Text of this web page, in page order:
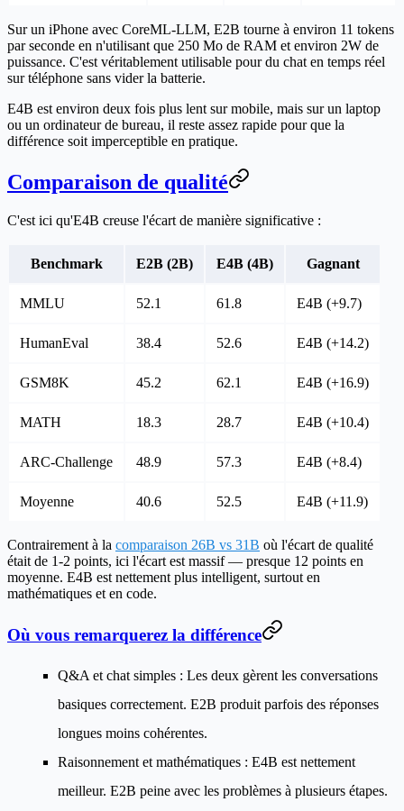
Sur un iPhone avec CoreML-LLM, E2B tourne à environ 11 tokens
par seconde en n'utilisant que 250 Mo de RAM et environ 2W de
puissance. C'est véritablement utilisable pour du chat en temps réel
sur téléphone sans vider la batterie.
E4B est environ deux fois plus lent sur mobile, mais sur un laptop
ou un ordinateur de bureau, il reste assez rapide pour que la
différence soit imperceptible en pratique.
Comparaison de qualité
C'est ici qu'E4B creuse l'écart de manière significative :
Benchmark E2B (2B) E4B (4B) Gagnant
MMLU 52.1 61.8 E4B (+9.7)
HumanEval 38.4 52.6 E4B (+14.2)
GSM8K 45.2 62.1 E4B (+16.9)
MATH 18.3 28.7 E4B (+10.4)
ARC-Challenge 48.9 57.3 E4B (+8.4)
Moyenne 40.6 52.5 E4B (+11.9)
Contrairement à la comparaison 26B vs 31B où l'écart de qualité
était de 1-2 points, ici l'écart est massif — presque 12 points en
moyenne. E4B est nettement plus intelligent, surtout en
mathématiques et en code.
Où vous remarquerez la différence
Q&A et chat simples : Les deux gèrent les conversations
basiques correctement. E2B produit parfois des réponses
longues moins cohérentes.
Raisonnement et mathématiques : E4B est nettement
meilleur. E2B peine avec les problèmes à plusieurs étapes.